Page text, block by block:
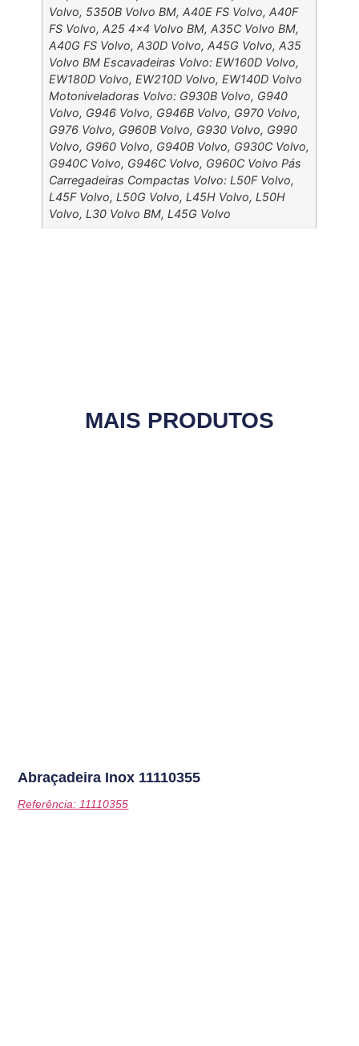
Volvo, 5350B Volvo BM, A40E FS Volvo, A40F
FS Volvo, A25 4×4 Volvo BM, A35C Volvo BM,
A40G FS Volvo, A30D Volvo, A45G Volvo, A35
Volvo BM Escavadeiras Volvo: EW160D Volvo,
EW180D Volvo, EW210D Volvo, EW140D Volvo
Motoniveladoras Volvo: G930B Volvo, G940
Volvo, G946 Volvo, G946B Volvo, G970 Volvo,
G976 Volvo, G960B Volvo, G930 Volvo, G990
Volvo, G960 Volvo, G940B Volvo, G930C Volvo,
G940C Volvo, G946C Volvo, G960C Volvo Pás
Carregadeiras Compactas Volvo: L50F Volvo,
L45F Volvo, L50G Volvo, L45H Volvo, L50H
Volvo, L30 Volvo BM, L45G Volvo
MAIS PRODUTOS
Abraçadeira Inox 11110355
Referência: 11110355